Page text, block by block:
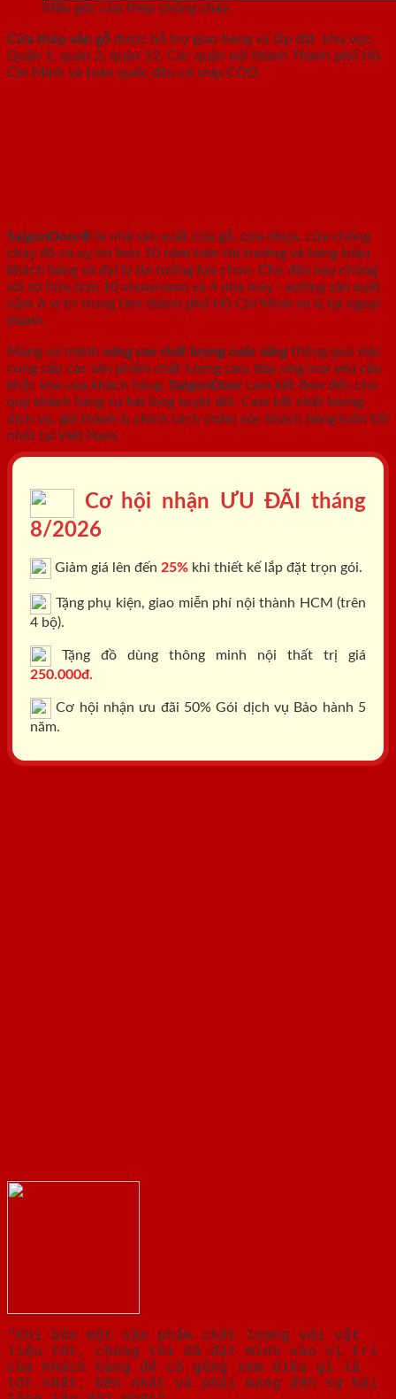
Mẫu góc cửa thép chống cháy
Cửa thép vân gỗ được hỗ trợ giao hàng và lắp đặt khu vực
Quận 1, quận 2, quận 12, Các quận nội thành Thành phố Hồ
Chí Minh và toàn quốc đều có ship COD.
SaigonDoor® là nhà sản xuất cửa gỗ, cửa nhựa, cửa chống
cháy đã có uy tín hơn 10 năm trên thị trường và hàng triệu
khách hàng và đại lý tin tưởng lựa chọn. Cho đến nay chúng
tôi sở hữu hơn 10 showroom và 4 nhà máy - xưởng sản xuất
nằm ở vị trí trung tâm thành phố Hồ Chí Minh và & tại ngoại
thành.
Mang sứ mệnh nâng cao chất lượng cuộc sống thông qua việc
cung cấp các sản phẩm chất lượng cao, đáp ứng mọi yêu cầu
khắc khe của khách hàng. SaigonDoor cam kết đem đến cho
quý khách hàng sự hài lòng tuyệt đối. Cam kết chất lượng
dịch vụ, giá thành & chính sách chăm sóc khách hàng luôn tốt
nhất tại Việt Nam.
Cơ hội nhận ƯU ĐÃI tháng
8/2026
Giảm giá lên đến 25% khi thiết kế lắp đặt trọn gói.
Tặng phụ kiện, giao miễn phí nội thành HCM (trên
4 bộ).
Tặng đồ dùng thông minh nội thất trị giá
250.000đ.
Cơ hội nhận ưu đãi 50% Gói dịch vụ Bảo hành 5
năm.
"Khi bán một sản phẩm chất lượng với vật
liệu tốt, chúng tôi đã đặt mình vào vị trí
của Khách hàng để cố gắng xem điều gì là
tốt nhất, bền nhất và phải mang đến sự hài